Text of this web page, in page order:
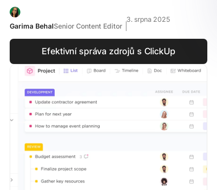
Garima BehalSenior Content Editor
3. srpna 2025
Efektivní správa zdrojů s ClickUp